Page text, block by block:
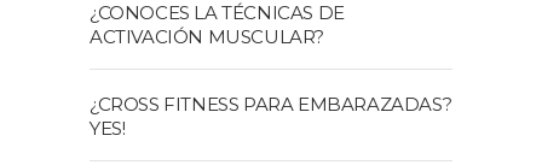
¿CONOCES LA TÉCNICAS DE
ACTIVACIÓN MUSCULAR?
¿CROSS FITNESS PARA EMBARAZADAS?
YES!